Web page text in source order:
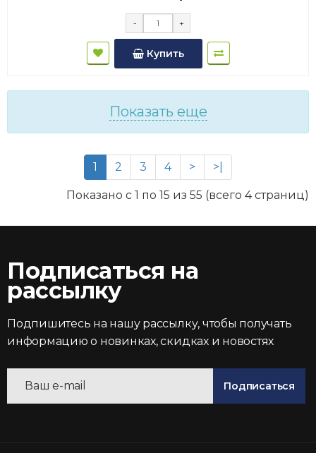
- +
Купить
Показать еще
1 2 3 4 > >|
Показано с 1 по 15 из 55 (всего 4 страниц)
Подписаться на
рассылку
Подпишитесь на нашу рассылку, чтобы получать
информацию о новинках, скидках и новостях
Подписаться